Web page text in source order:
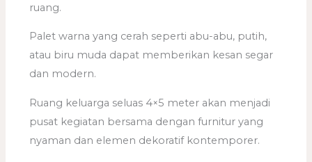
ruang.
Palet warna yang cerah seperti abu-abu, putih,
atau biru muda dapat memberikan kesan segar
dan modern.
Ruang keluarga seluas 4×5 meter akan menjadi
pusat kegiatan bersama dengan furnitur yang
nyaman dan elemen dekoratif kontemporer.